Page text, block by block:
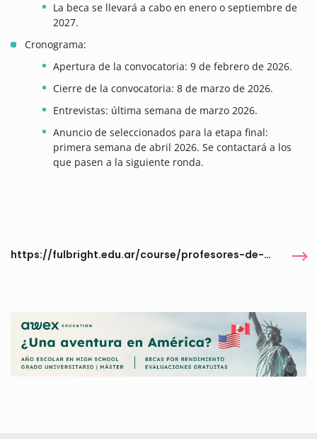
La beca se llevará a cabo en enero o septiembre de
2027.
Cronograma:
Apertura de la convocatoria: 9 de febrero de 2026.
Cierre de la convocatoria: 8 de marzo de 2026.
Entrevistas: última semana de marzo 2026.
Anuncio de seleccionados para la etapa final:
primera semana de abril 2026. Se contactará a los
que pasen a la siguiente ronda.
https://fulbright.edu.ar/course/profesores-de-ingles-dedicados-a-la-ensenanza-secundaria-tea